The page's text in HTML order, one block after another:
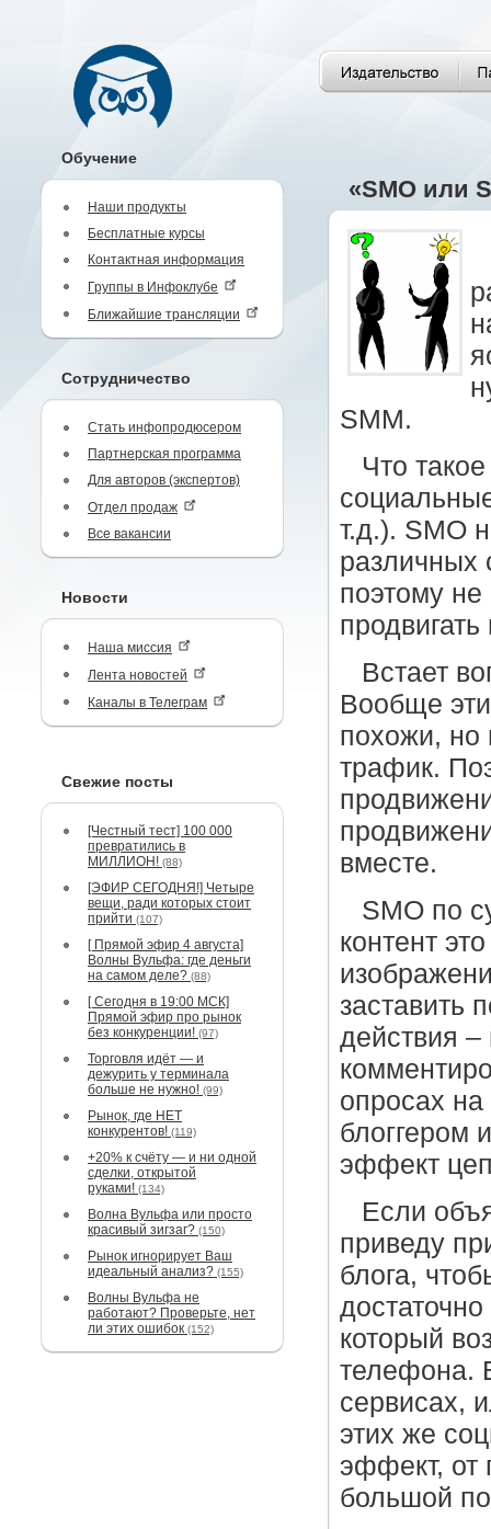
Обучение
Наши продукты
Бесплатные курсы
Контактная информация
Группы в Инфоклубе
Ближайшие трансляции
Сотрудничество
Стать инфопродюсером
Партнерская программа
Для авторов (экспертов)
Отдел продаж
Все вакансии
Новости
Наша миссия
Лента новостей
Каналы в Телеграм
Свежие посты
[Честный тест] 100 000
превратились в
МИЛЛИОН! (88)
[ЭФИР СЕГОДНЯ!] Четыре
вещи, ради которых стоит
прийти (107)
[ Прямой эфир 4 августа]
Волны Вульфа: где деньги
на самом деле? (88)
[ Сегодня в 19:00 МСК]
Прямой эфир про рынок
без конкуренции! (97)
Торговля идёт — и
дежурить у терминала
больше не нужно! (99)
Рынок, где НЕТ
конкурентов! (119)
+20% к счёту — и ни одной
сделки, открытой
руками! (134)
Волна Вульфа или просто
красивый зигзаг? (150)
Рынок игнорирует Ваш
идеальный анализ? (155)
Волны Вульфа не
работают? Проверьте, нет
ли этих ошибок (152)
«SMO или
SMM.
Что
т.д.). SMO
различных
поэтому не
Встает
Вообще
похожи, но
трафик.
вместе.
SMO по
контент
заставить
действия –
опросах
блоггером
эффект
Если
приведу
блога,
который
телефона.
сервисах,
этих же
эффект, от
большой